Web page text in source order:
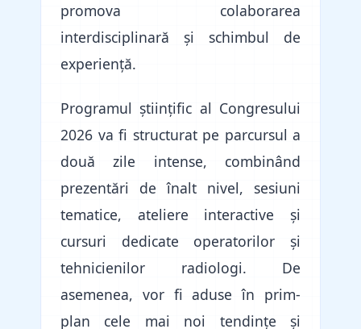
promova colaborarea
interdisciplinară și schimbul de
experiență.
Programul științific al Congresului
2026 va fi structurat pe parcursul a
două zile intense, combinând
prezentări de înalt nivel, sesiuni
tematice, ateliere interactive și
cursuri dedicate operatorilor și
tehnicienilor radiologi. De
asemenea, vor fi aduse în prim-
plan cele mai noi tendințe și